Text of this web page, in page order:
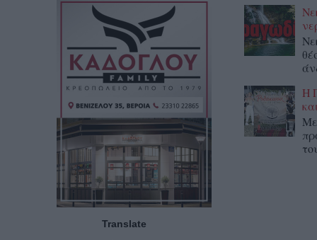
Η
Translate